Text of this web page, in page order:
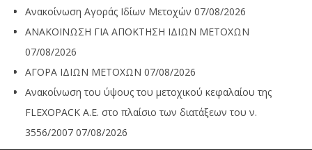
Ανακοίνωση Αγοράς Ιδίων Μετοχών 07/08/2026
ΑΝΑΚΟΙΝΩΣΗ ΓΙΑ ΑΠΟΚΤΗΣΗ ΙΔΙΩΝ ΜΕΤΟΧΩΝ
07/08/2026
ΑΓΟΡΑ ΙΔΙΩΝ ΜΕΤΟΧΩΝ 07/08/2026
Ανακοίνωση του ύψους του μετοχικού κεφαλαίου της
FLEXOPACK A.E. στο πλαίσιο των διατάξεων του ν.
3556/2007 07/08/2026